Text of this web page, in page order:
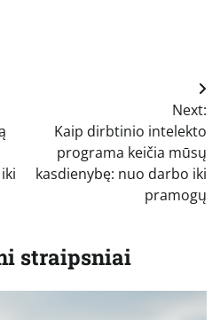
Next:
Kaip dirbtinio intelekto
programa keičia mūsų
kasdienybę: nuo darbo iki
pramogų
straipsniai